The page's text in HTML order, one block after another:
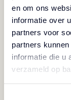
en om ons
informatie over
partners voor
partners
informatie die u
verzameld op
🌐 Ne manquez
vous dès
cette lettre